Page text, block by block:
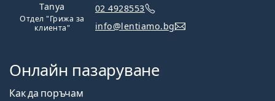
Tanya
Отдел "Грижа за
клиента"
02 4928553
info@lentiamo.bg
Онлайн пазаруване
Как да поръчам